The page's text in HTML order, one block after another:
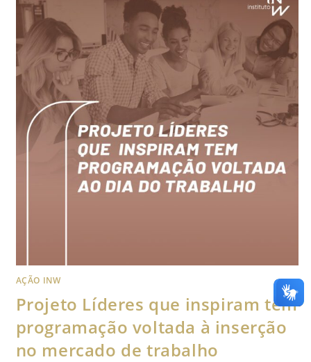
AÇÃO INW
Projeto Líderes que inspiram tem
programação voltada à inserção
no mercado de trabalho